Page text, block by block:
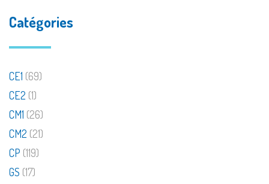
Catégories
CE1 (69)
CE2 (1)
CM1 (26)
CM2 (21)
CP (119)
GS (17)